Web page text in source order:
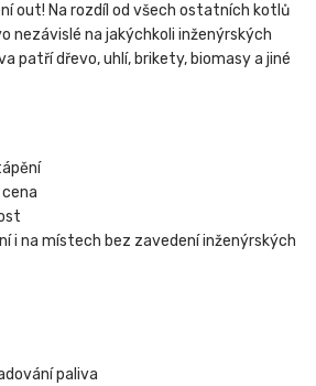
out! Na rozdíl od všech ostatních kotlů
nezávislé na jakýchkoli inženýrských
patří dřevo, uhlí, brikety, biomasy a jiné
i na místech bez zavedení inženýrských
paliva